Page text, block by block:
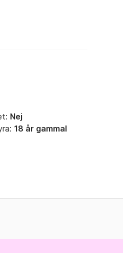
Nej
18 år gammal